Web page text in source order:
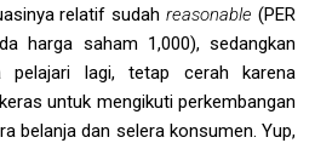
relatif sudahreasonable(PER
harga saham 1,000), sedangkan
pelajari lagi, tetap cerah karena
untuk mengikuti perkembangan
belanja dan selera konsumen. Yup,